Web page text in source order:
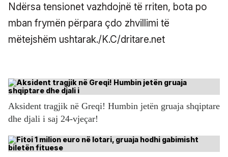
Ndërsa tensionet vazhdojnë të rriten, bota po
mban frymën përpara çdo zhvillimi të
mëtejshëm ushtarak./K.C/dritare.net
Aksident tragjik në Greqi! Humbin jetën gruaja shqiptare
dhe djali i saj 24-vjeçar!